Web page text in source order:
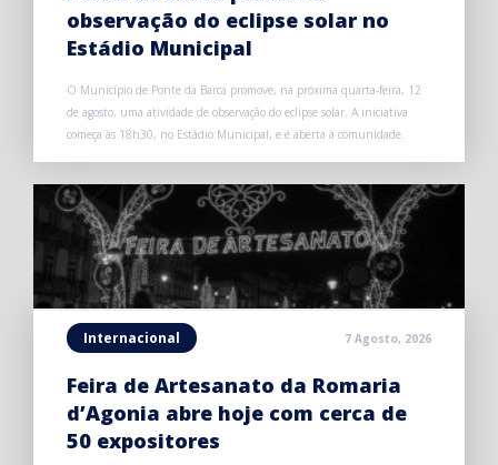
observação do eclipse solar no
Estádio Municipal
O Município de Ponte da Barca promove, na próxima quarta-feira, 12
de agosto, uma atividade de observação do eclipse solar. A iniciativa
começa às 18h30, no Estádio Municipal, e é aberta à comunidade.
Internacional 7 Agosto, 2026
Feira de Artesanato da Romaria
d’Agonia abre hoje com cerca de
50 expositores